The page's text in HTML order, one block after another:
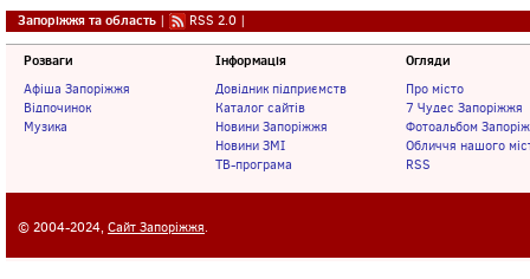
Запоріжжя та область | RSS 2.0 |
Розваги
Афіша Запоріжжя
Відпочинок
Музика
Інформація
Довідник підприємств
Каталог сайтів
Новини Запоріжжя
Новини ЗМІ
ТВ-програма
Огляди
Про місто
7 Чудес Запоріжжя
Фотоальбом
Обличчя нашого
RSS
© 2004-2024, Сайт Запоріжжя.